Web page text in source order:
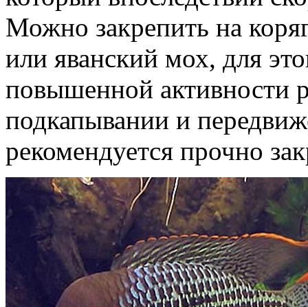
Можно закрепить на
или яванский мох, для
повышенной активности
подкапывании и
рекомендуется прочно